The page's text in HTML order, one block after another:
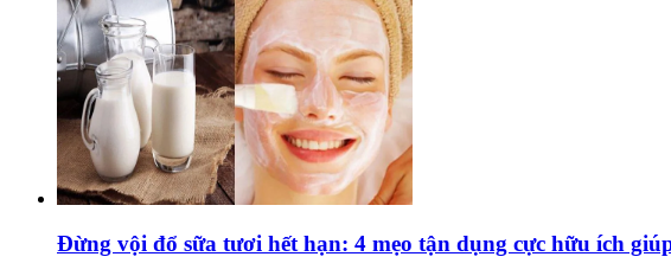
Đừng vội đổ sữa tươi hết hạn: 4 mẹo tận dụng cực hữu ích